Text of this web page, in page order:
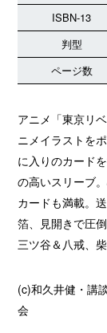
ISBN-13
判型
ページ数
アニメ「東京リ
ニメイラストを
に入りのカード
の高いスリーブ
カードも満載。
箔、見開きで圧
三ツ谷＆八戒、
(c)和久井健・講
会